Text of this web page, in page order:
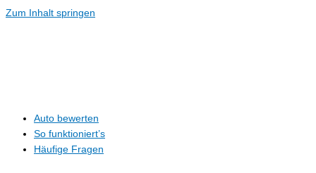
Zum Inhalt springen
Auto bewerten
So funktioniert’s
Häufige Fragen